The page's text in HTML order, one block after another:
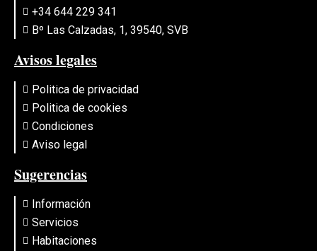
+34 644 229 341
Bº Las Calzadas, 1, 39540, SVB
Avisos legales
Politica de privacidad
Politica de cookies
Condiciones
Aviso legal
Sugerencias
Información
Servicios
Habitaciones